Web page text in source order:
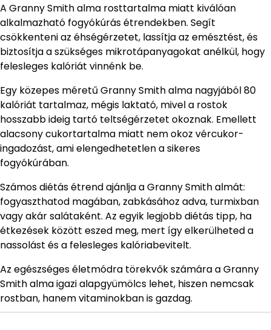
A Granny Smith alma rosttartalma miatt kiválóan
alkalmazható fogyókúrás étrendekben. Segít
csökkenteni az éhségérzetet, lassítja az emésztést, és
biztosítja a szükséges mikrotápanyagokat anélkül, hogy
felesleges kalóriát vinnénk be.
Egy közepes méretű Granny Smith alma nagyjából 80
kalóriát tartalmaz, mégis laktató, mivel a rostok
hosszabb ideig tartó teltségérzetet okoznak. Emellett
alacsony cukortartalma miatt nem okoz vércukor-
ingadozást, ami elengedhetetlen a sikeres
fogyókúrában.
Számos diétás étrend ajánlja a Granny Smith almát:
fogyaszthatod magában, zabkásához adva, turmixban
vagy akár salátaként. Az egyik legjobb diétás tipp, ha
étkezések között eszed meg, mert így elkerülheted a
nassolást és a felesleges kalóriabevitelt.
Az egészséges életmódra törekvők számára a Granny
Smith alma igazi alapgyümölcs lehet, hiszen nemcsak
rostban, hanem vitaminokban is gazdag.